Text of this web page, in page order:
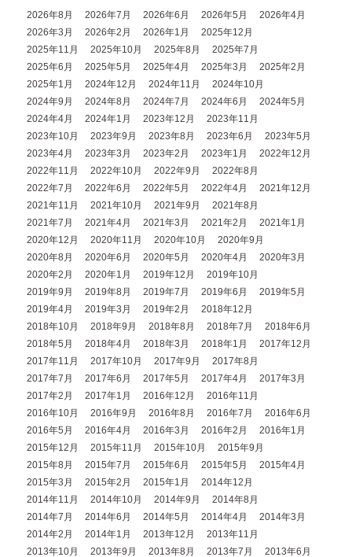
2026年8月 2026年7月 2026年6月 2026年5月
2026年4月
2026年3月
2026年2月 2026年1月
2025年12月
2025年11月
2025年10月 2025年8月
2025年7月
2025年6月
2025年5月 2025年4月 2025年3月
2025年2月
2025年1月
2024年12月 2024年11月
2024年10月
2024年9月
2024年8月 2024年7月 2024年6月
2024年5月
2024年4月
2024年1月 2023年12月
2023年11月
2023年10月
2023年9月 2023年8月 2023年6月
2023年5月
2023年4月
2023年3月 2023年2月 2023年1月
2022年12月
2022年11月
2022年10月 2022年9月
2022年8月
2022年7月
2022年6月 2022年5月 2022年4月
2021年12月
2021年11月
2021年10月 2021年9月
2021年8月
2021年7月
2021年4月 2021年3月 2021年2月
2021年1月
2020年12月
2020年11月 2020年10月
2020年9月
2020年8月
2020年6月 2020年5月 2020年4月
2020年3月
2020年2月
2020年1月 2019年12月
2019年10月
2019年9月
2019年8月 2019年7月 2019年6月
2019年5月
2019年4月
2019年3月 2019年2月
2018年12月
2018年10月
2018年9月 2018年8月 2018年7月
2018年6月
2018年5月
2018年4月 2018年3月 2018年1月
2017年12月
2017年11月
2017年10月 2017年9月
2017年8月
2017年7月
2017年6月 2017年5月 2017年4月
2017年3月
2017年2月
2017年1月 2016年12月
2016年11月
2016年10月
2016年9月 2016年8月 2016年7月
2016年6月
2016年5月
2016年4月 2016年3月 2016年2月
2016年1月
2015年12月
2015年11月 2015年10月
2015年9月
2015年8月
2015年7月 2015年6月 2015年5月
2015年4月
2015年3月
2015年2月 2015年1月
2014年12月
2014年11月
2014年10月 2014年9月
2014年8月
2014年7月
2014年6月 2014年5月 2014年4月
2014年3月
2014年2月
2014年1月 2013年12月
2013年11月
2013年10月
2013年9月 2013年8月 2013年7月 2013年6月